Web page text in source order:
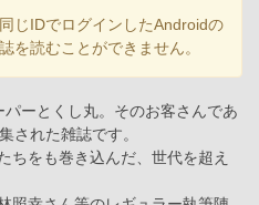
じIDでログインしたAndroidの
を読むことができません。
ーとくし丸。そのお客さんであ
された雑誌です。
ちをも巻き込んだ、世代を超え